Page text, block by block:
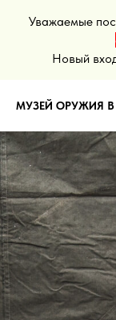
Уважаемые
Новый
МУЗЕЙ ОРУЖИЯ